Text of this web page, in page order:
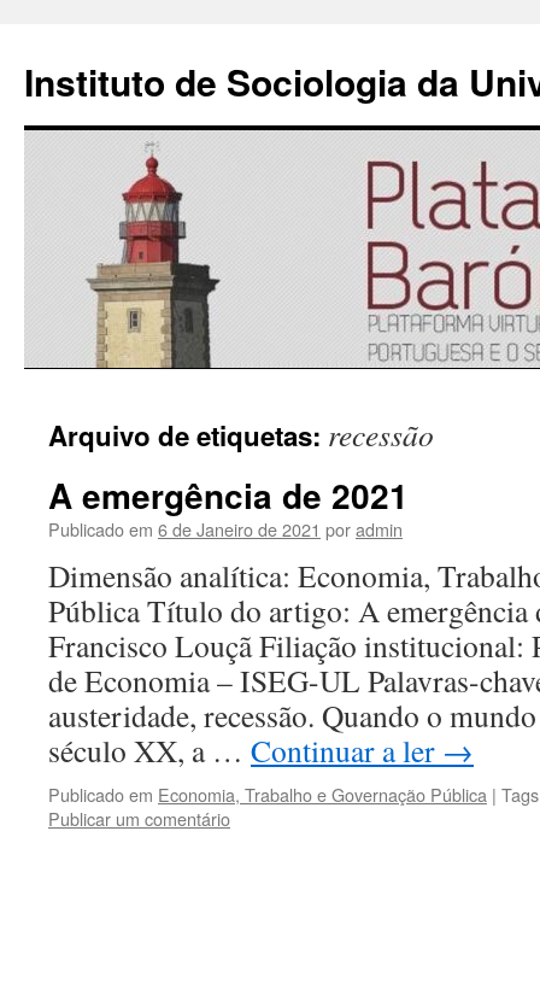
Instituto de Sociologia da
para
conteúdo
Arquivo de etiquetas: recessão
A emergência de 2021
Publicado em 6 de Janeiro de 2021 poradmin
Dimensão analítica: Economia,
Pública Título do artigo: A emergência
Francisco Louçã Filiação institucional:
de Economia – ISEG-UL Palavras-
austeridade, recessão. Quando o
século XX, a … Continuar a ler →
Publicado em Economia, Trabalho e Governação Pública | Tags
Publicar um comentário